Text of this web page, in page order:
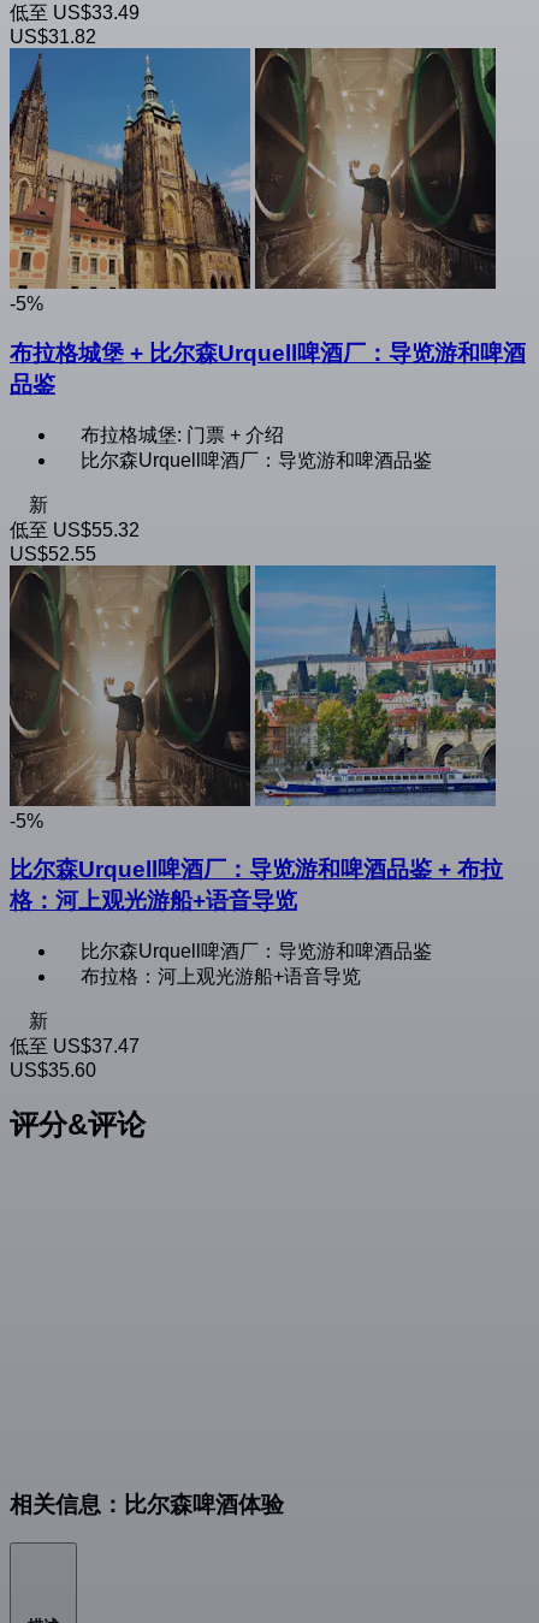
低至 US$33.49
US$31.82
-5%
布拉格城堡 + 比尔森Urquell啤酒厂：导览游和啤酒
品鉴
布拉格城堡: 门票 + 介绍
比尔森Urquell啤酒厂：导览游和啤酒品鉴
新
低至 US$55.32
US$52.55
-5%
比尔森Urquell啤酒厂：导览游和啤酒品鉴 + 布拉
格：河上观光游船+语音导览
比尔森Urquell啤酒厂：导览游和啤酒品鉴
布拉格：河上观光游船+语音导览
新
低至 US$37.47
US$35.60
评分&评论
相关信息：比尔森啤酒体验